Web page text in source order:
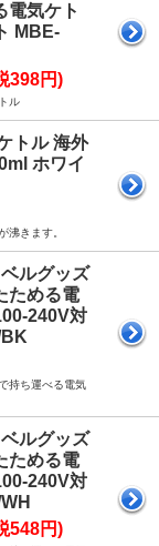
電気ケト
MBE-
398円)
ル
トル 海外
ホワイ
沸きます。
ルグッズ
ためる電
240V対
持ち運べる電気
ルグッズ
ためる電
240V対
548円)